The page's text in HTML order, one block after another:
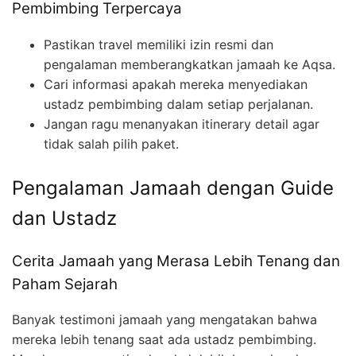
Pembimbing Terpercaya
Pastikan travel memiliki izin resmi dan
pengalaman memberangkatkan jamaah ke Aqsa.
Cari informasi apakah mereka menyediakan
ustadz pembimbing dalam setiap perjalanan.
Jangan ragu menanyakan itinerary detail agar
tidak salah pilih paket.
Pengalaman Jamaah dengan Guide
dan Ustadz
Cerita Jamaah yang Merasa Lebih Tenang dan
Paham Sejarah
Banyak testimoni jamaah yang mengatakan bahwa
mereka lebih tenang saat ada ustadz pembimbing.